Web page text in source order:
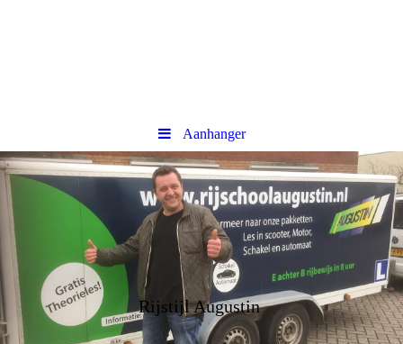
Aanhanger
Rijstijl Augustin